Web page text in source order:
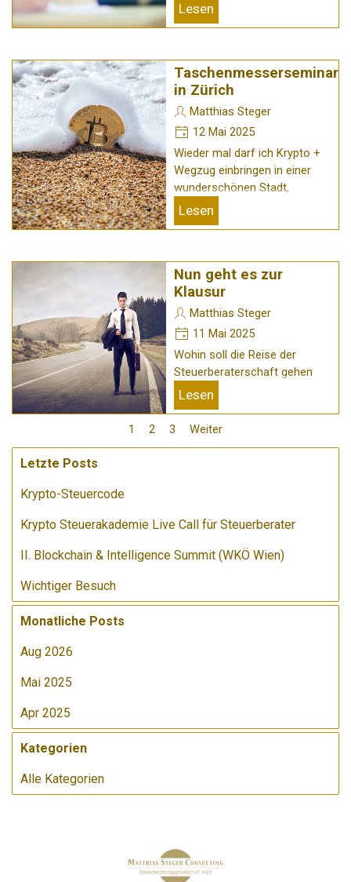
Lesen
Taschenmesserseminar
in Zürich
Matthias Steger
12 Mai 2025
Wieder mal darf ich Krypto +
Wegzug einbringen in einer
wunderschönen Stadt,
Lesen
Nun geht es zur
Klausur
Matthias Steger
11 Mai 2025
Wohin soll die Reise der
Steuerberaterschaft gehen
Lesen
1 2 3 Weiter
Letzte Posts
Krypto-Steuercode
Krypto Steuerakademie Live Call für Steuerberater
II. Blockchain & Intelligence Summit (WKÖ Wien)
Wichtiger Besuch
Monatliche Posts
Aug 2026
Mai 2025
Apr 2025
Kategorien
Alle Kategorien